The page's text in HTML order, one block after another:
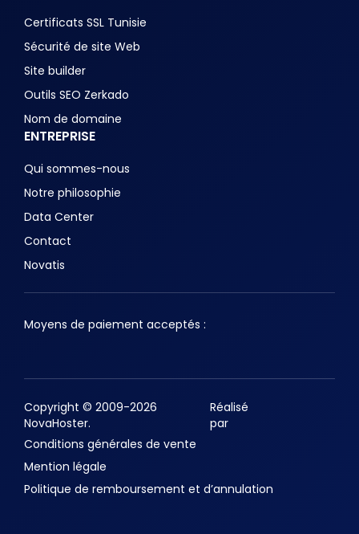
Certificats SSL Tunisie
Sécurité de site Web
Site builder
Outils SEO Zerkado
Nom de domaine
ENTREPRISE
Qui sommes-nous
Notre philosophie
Data Center
Contact
Novatis
Moyens de paiement acceptés :
Copyright © 2009-2026
NovaHoster.
Réalisé
par
Conditions générales de vente
Mention légale
Politique de remboursement et d’annulation